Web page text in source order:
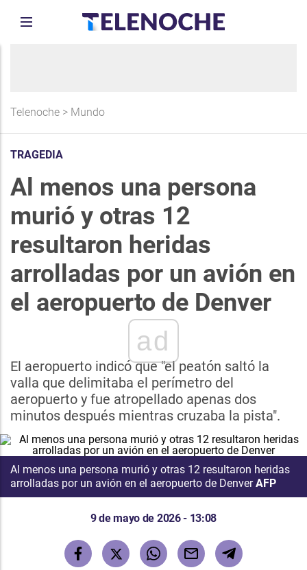
Telenoche > Mundo
TRAGEDIA
Al menos una persona
murió y otras 12
resultaron heridas
arrolladas por un avión en
el aeropuerto de Denver
ad
El aeropuerto indicó que "el peatón saltó la
valla que delimitaba el perímetro del
aeropuerto y fue atropellado apenas dos
minutos después mientras cruzaba la pista".
Al menos una persona murió y otras 12 resultaron heridas
arrolladas por un avión en el aeropuerto de Denver AFP
9 de mayo de 2026 - 13:08